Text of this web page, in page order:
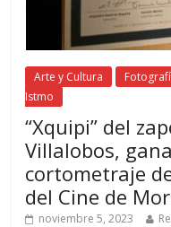
Arte y Cultura
Istmo
“Xquipi” del
Villalobos,
cortometraje
del Cine de
noviembre 5, 2023